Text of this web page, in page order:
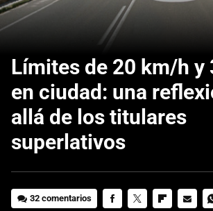
Límites de 20 km/h y
en ciudad: una
allá de los titulares
superlativos
32 comentarios